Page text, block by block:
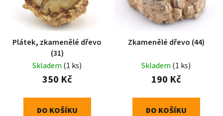
Plátek, zkamenělé dřevo
(31)
Skladem (1 ks)
350 Kč
DO KOŠÍKU
Zkamenělé dřevo (44)
Skladem (1 ks)
190 Kč
DO KOŠÍKU